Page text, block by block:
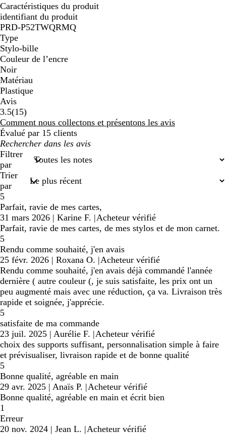
Caractéristiques du produit
identifiant du produit
PRD-P52TWQRMQ
Type
Stylo-bille
Couleur de l’encre
Noir
Matériau
Plastique
Avis
3.5(1515
avis
)
Comment nous collectons et présentons les avis
Évalué par 15 clients
Mes
recherches
saisies
Filtrer
par
Trier
par
5
Parfait, ravie de mes cartes,
31 mars 2026 | Karine F. |Acheteur vérifié
Parfait, ravie de mes cartes, de mes stylos et de mon carnet.
5
Rendu comme souhaité, j'en avais
25 févr. 2026 | Roxana O. |Acheteur vérifié
Rendu comme souhaité, j'en avais déjà commandé l'année
dernière ( autre couleur (, je suis satisfaite, les prix ont un
peu augmenté mais avec une réduction, ça va. Livraison très
rapide et soignée, j'apprécie.
5
satisfaite de ma commande
23 juil. 2025 | Aurélie F. |Acheteur vérifié
choix des supports suffisant, personnalisation simple à faire
et prévisualiser, livraison rapide et de bonne qualité
5
Bonne qualité, agréable en main
29 avr. 2025 | Anaïs P. |Acheteur vérifié
Bonne qualité, agréable en main et écrit bien
1
Erreur
20 nov. 2024 | Jean L. |Acheteur vérifié